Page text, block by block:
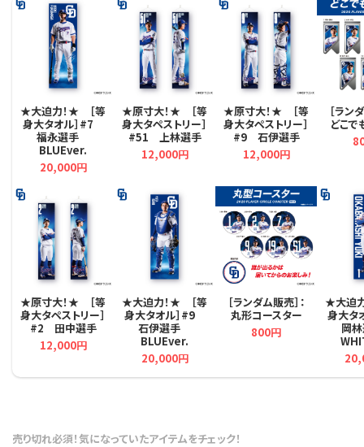
★大迫力！★ ［等
身大タオル］#7
福永選手
BLUEver.
20,000円
★原寸大！★ ［等
身大タペストリー］
#2 田中選手
12,000円
★原寸大！★ ［等
身大タペストリー］
#51 上林選手
12,000円
★大迫力！★ ［等
身大タオル］#9
石伊選手
BLUEver.
20,000円
★原寸大！★ ［等
身大タペストリー］
#9 石伊選手
12,000円
［ランダム販売］：
丸形コースター
800円
［ラン
どこで
★大迫
身大
岡
売り切れ必須！気になっていたアイテムをチェック！